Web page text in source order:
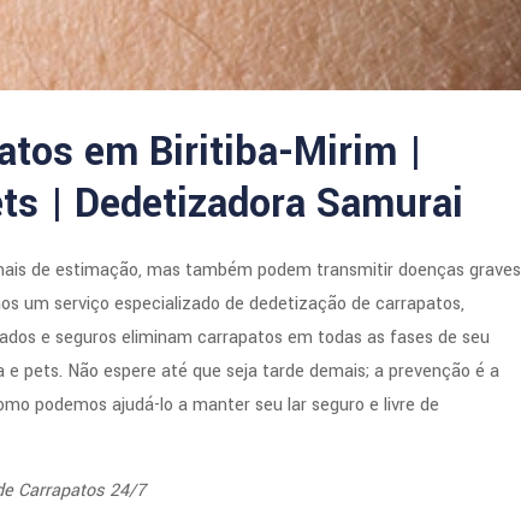
em Biritiba-Mirim |
| Dedetizadora Samurai
de estimação, mas também podem transmitir doenças graves
um serviço especializado de dedetização de carrapatos,
e seguros eliminam carrapatos em todas as fases de seu
pets. Não espere até que seja tarde demais; a prevenção é a
podemos ajudá-lo a manter seu lar seguro e livre de
Carrapatos 24/7